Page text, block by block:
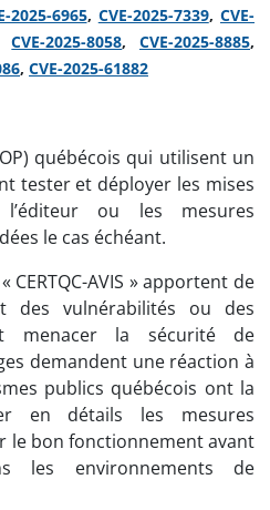
2025-6965, CVE-2025-7339, CVE-
CVE-2025-8058,CVE-2025-8885,
, CVE-2025-61882
québécois qui utilisent un
tester et déployer les mises
ou les mesures
le cas échéant.
CERTQC-AVIS » apportent de
des vulnérabilités ou des
menacer la sécurité de
demandent une réaction à
publics québécois ont la
en détails les mesures
le bon fonctionnement avant
les environnements de